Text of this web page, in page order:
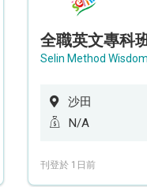
全職英文專科
Selin Method
沙田
N/A
刊登於 1日前